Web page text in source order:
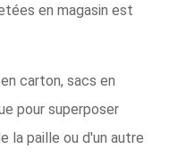
en magasin est
carton, sacs en
pour superposer
la paille ou d'un autre